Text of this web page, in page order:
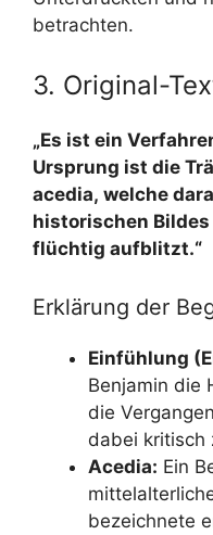
betrachten.
3. Original-
„Es ist ein
Ursprung ist die
acedia, welche
historischen
flüchtig aufblitzt.“
Erklärung der
Einfühlung
Benjamin die
die
dabei kritisch
Acedia: Ein
bezeichnete